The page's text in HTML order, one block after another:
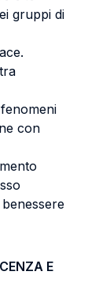
gruppi di
con
E